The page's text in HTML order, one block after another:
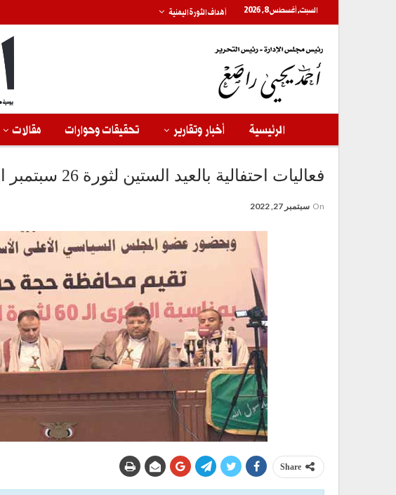
السبت, أغسطس 8, 2026 أهداف الثورة اليمنية
الرئيسية أخبار وتقارير تحقيقات وحوارات مقالات
فعاليات احتفالية بالعيد الستين لثورة 26 سبتمبر الخالدة بالعاصمة والمحافظات
On سبتمبر 27, 2022
Share